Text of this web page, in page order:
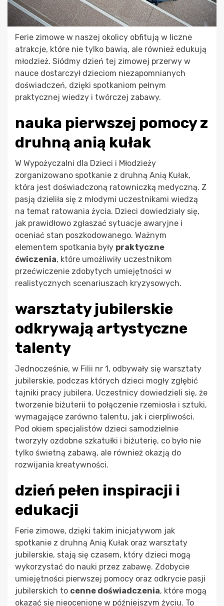
Ferie zimowe w naszej okolicy obfitują w liczne
atrakcje, które nie tylko bawią, ale również edukują
młodzież. Siódmy dzień tej zimowej przerwy w
nauce dostarczył dzieciom niezapomnianych
doświadczeń, dzięki spotkaniom pełnym
praktycznej wiedzy i twórczej zabawy.
nauka pierwszej pomocy z
druhną anią kułak
W Wypożyczalni dla Dzieci i Młodzieży
zorganizowano spotkanie z druhną Anią Kułak,
która jest doświadczoną ratowniczką medyczną. Z
pasją dzieliła się z młodymi uczestnikami wiedzą
na temat ratowania życia. Dzieci dowiedziały się,
jak prawidłowo zgłaszać sytuacje awaryjne i
oceniać stan poszkodowanego. Ważnym
elementem spotkania były praktyczne
ćwiczenia, które umożliwiły uczestnikom
przećwiczenie zdobytych umiejętności w
realistycznych scenariuszach kryzysowych.
warsztaty jubilerskie
odkrywają artystyczne
talenty
Jednocześnie, w Filii nr 1, odbywały się warsztaty
jubilerskie, podczas których dzieci mogły zgłębić
tajniki pracy jubilera. Uczestnicy dowiedzieli się, że
tworzenie biżuterii to połączenie rzemiosła i sztuki,
wymagające zarówno talentu, jak i cierpliwości.
Pod okiem specjalistów dzieci samodzielnie
tworzyły ozdobne szkatułki i biżuterię, co było nie
tylko świetną zabawą, ale również okazją do
rozwijania kreatywności.
dzień pełen inspiracji i
edukacji
Ferie zimowe, dzięki takim inicjatywom jak
spotkanie z druhną Anią Kułak oraz warsztaty
jubilerskie, stają się czasem, który dzieci mogą
wykorzystać do nauki przez zabawę. Zdobycie
umiejętności pierwszej pomocy oraz odkrycie pasji
jubilerskich to cenne doświadczenia, które mogą
okazać się nieocenione w późniejszym życiu. To